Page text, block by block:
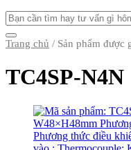
Tìm
kiếm
cho:
Trang chủ / Sản phẩm được
TC4SP-N4N